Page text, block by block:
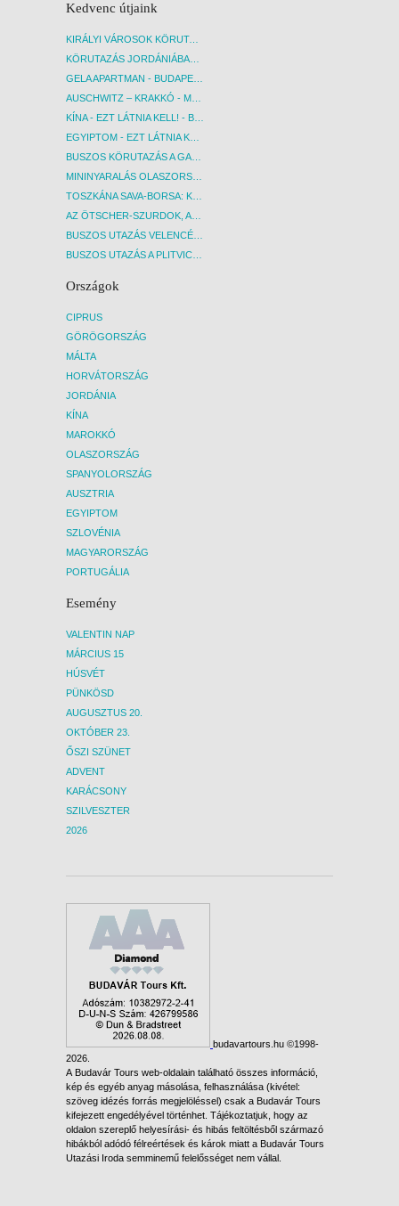
Kedvenc útjaink
KIRÁLYI VÁROSOK KÖRUTAZÁS KÖZVETLEN REPÜLŐJÁRATTAL - BUDAPEST, REPÜLŐ
KÖRUTAZÁS JORDÁNIÁBAN, HOLT-TENGERI PIHENÉSSEL - BUDAPEST, REPÜLŐ
GELA APARTMAN - BUDAPEST, REPÜLŐ
AUSCHWITZ – KRAKKÓ - MEGRÁZÓ IDŐUTAZÁS! - BUDAPEST, BUSZ
KÍNA - EZT LÁTNIA KELL! - BUDAPEST, REPÜLŐ
EGYIPTOM - EZT LÁTNIA KELL! - BUDAPEST, REPÜLŐ
BUSZOS KÖRUTAZÁS A GARDA-TÓ KÖRNYÉKÉN - BUDAPEST, BUSZ
MININYARALÁS OLASZORSZÁGBAN: ÉSZAK-OLASZ GYÖNGYSZEMEK NYOMÁBAN - BUDAPEST, BUSZ
TOSZKÁNA SAVA-BORSA: KÓSTOLÓK ÉS KULTURÁLIS UTAZÁS - BUDAPEST, BUSZ
AZ ÖTSCHER-SZURDOK, AUSZTRIA GRAND CANYONJA - BUDAPEST, BUSZ
BUSZOS UTAZÁS VELENCÉBE - BUDAPEST, BUSZ
BUSZOS UTAZÁS A PLITVICEI-TAVAK NEMZETI PARKBA - BUDAPEST, BUSZ
Országok
CIPRUS
GÖRÖGORSZÁG
MÁLTA
HORVÁTORSZÁG
JORDÁNIA
KÍNA
MAROKKÓ
OLASZORSZÁG
SPANYOLORSZÁG
AUSZTRIA
EGYIPTOM
SZLOVÉNIA
MAGYARORSZÁG
PORTUGÁLIA
Esemény
VALENTIN NAP
MÁRCIUS 15
HÚSVÉT
PÜNKÖSD
AUGUSZTUS 20.
OKTÓBER 23.
ŐSZI SZÜNET
ADVENT
KARÁCSONY
SZILVESZTER
2026
budavartours.hu ©1998-
2026.
A Budavár Tours web-oldalain található összes információ,
kép és egyéb anyag másolása, felhasználása (kivétel:
szöveg idézés forrás megjelöléssel) csak a Budavár Tours
kifejezett engedélyével történhet. Tájékoztatjuk, hogy az
oldalon szereplő helyesírási- és hibás feltöltésből származó
hibákból adódó félreértések és károk miatt a Budavár Tours
Utazási Iroda semminemű felelősséget nem vállal.